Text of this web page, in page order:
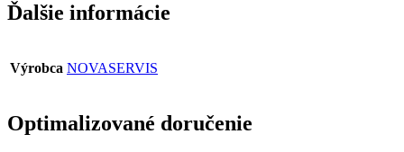
Ďalšie informácie
Výrobca NOVASERVIS
Optimalizované doručenie